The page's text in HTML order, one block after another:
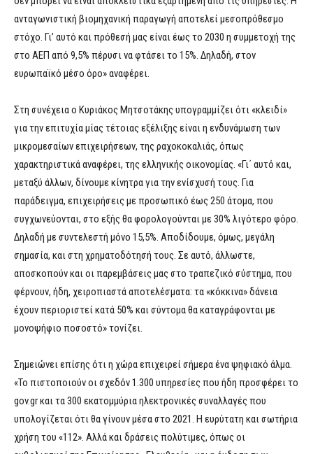
ανταγωνιστική βιομηχανική παραγωγή αποτελεί μεσοπρόθεσμο
στόχο. Γι’ αυτό και πρόθεσή μας είναι έως το 2030 η συμμετοχή της
στο ΑΕΠ από 9,5% πέρυσι να φτάσει το 15%. Δηλαδή, στον
ευρωπαϊκό μέσο όρο» αναφέρει.
Στη συνέχεια ο Κυριάκος Μητσοτάκης υπογραμμίζει ότι «κλειδί»
για την επιτυχία μίας τέτοιας εξέλιξης είναι η ενδυνάμωση των
μικρομεσαίων επιχειρήσεων, της ραχοκοκαλιάς, όπως
χαρακτηριστικά αναφέρει, της ελληνικής οικονομίας. «Γι΄ αυτό και,
μεταξύ άλλων, δίνουμε κίνητρα για την ενίσχυσή τους. Για
παράδειγμα, επιχειρήσεις με προσωπικό έως 250 άτομα, που
συγχωνεύονται, στο εξής θα φορολογούνται με 30% λιγότερο φόρο.
Δηλαδή με συντελεστή μόνο 15,5%. Αποδίδουμε, όμως, μεγάλη
σημασία, και στη χρηματοδότησή τους. Σε αυτό, άλλωστε,
αποσκοπούν και οι παρεμβάσεις μας στο τραπεζικό σύστημα, που
φέρνουν, ήδη, χειροπιαστά αποτελέσματα: τα «κόκκινα» δάνεια
έχουν περιοριστεί κατά 50% και σύντομα θα καταγράφονται με
μονοψήφιο ποσοστό» τονίζει.
Σημειώνει επίσης ότι η χώρα επιχειρεί σήμερα ένα ψηφιακό άλμα.
«Το πιστοποιούν οι σχεδόν 1.300 υπηρεσίες που ήδη προσφέρει το
gov.gr και τα 300 εκατομμύρια ηλεκτρονικές συναλλαγές που
υπολογίζεται ότι θα γίνουν μέσα στο 2021. Η ευρύτατη και σωτήρια
χρήση του «112». Αλλά και δράσεις πολύτιμες, όπως οι